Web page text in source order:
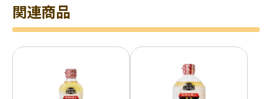
関連商品